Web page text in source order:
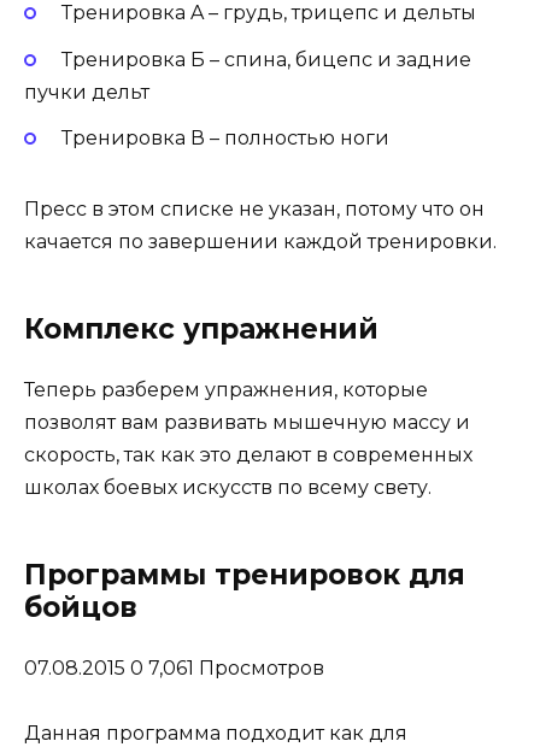
Тренировка A – грудь, трицепс и дельты
Тренировка Б – спина, бицепс и задние
пучки дельт
Тренировка В – полностью ноги
Пресс в этом списке не указан, потому что он
качается по завершении каждой тренировки.
Комплекс упражнений
Теперь разберем упражнения, которые
позволят вам развивать мышечную массу и
скорость, так как это делают в современных
школах боевых искусств по всему свету.
Программы тренировок для
бойцов
07.08.2015 0 7,061 Просмотров
Данная программа подходит как для